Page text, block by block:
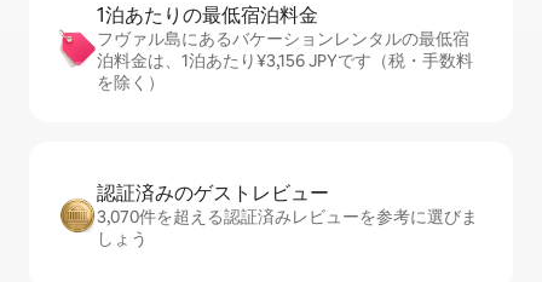
1泊あたりの最⁠低⁠宿⁠泊⁠料⁠金
フヴァル島にあるバケーションレンタルの最低宿
泊料金は、1泊あたり¥3,156 JPYです（税・手数料
を除く）
認証済みのゲ⁠ス⁠ト⁠レ⁠ビ⁠ュ⁠ー
3,070件を超える認証済みレビューを参考に選びま
しょう